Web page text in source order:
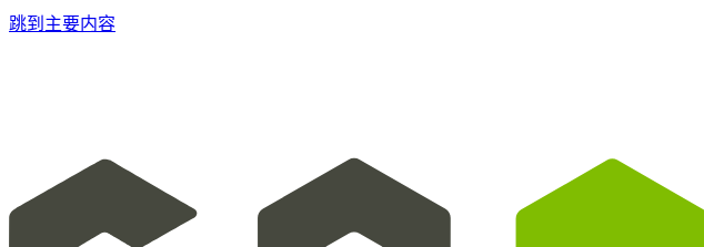
跳到主要内容